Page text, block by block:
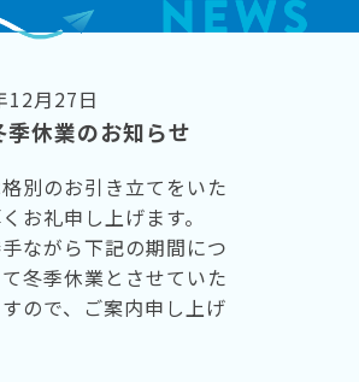
12月27日
季休業のお知らせ
別のお引き立てをいた
お礼申し上げます。
ながら下記の期間につ
冬季休業とさせていた
ので、ご案内申し上げ